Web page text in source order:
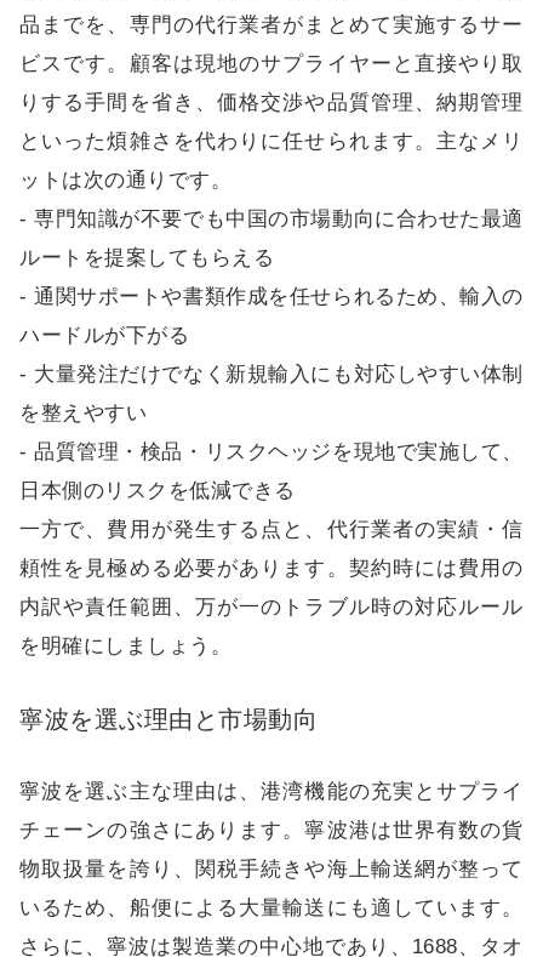
品までを、専門の代行業者がまとめて実施するサー
ビスです。顧客は現地のサプライヤーと直接やり取
りする手間を省き、価格交渉や品質管理、納期管理
といった煩雑さを代わりに任せられます。主なメリ
ットは次の通りです。
- 専門知識が不要でも中国の市場動向に合わせた最適
ルートを提案してもらえる
- 通関サポートや書類作成を任せられるため、輸入の
ハードルが下がる
- 大量発注だけでなく新規輸入にも対応しやすい体制
を整えやすい
- 品質管理・検品・リスクヘッジを現地で実施して、
日本側のリスクを低減できる
一方で、費用が発生する点と、代行業者の実績・信
頼性を見極める必要があります。契約時には費用の
内訳や責任範囲、万が一のトラブル時の対応ルール
を明確にしましょう。
寧波を選ぶ理由と市場動向
寧波を選ぶ主な理由は、港湾機能の充実とサプライ
チェーンの強さにあります。寧波港は世界有数の貨
物取扱量を誇り、関税手続きや海上輸送網が整って
いるため、船便による大量輸送にも適しています。
さらに、寧波は製造業の中心地であり、1688、タオ